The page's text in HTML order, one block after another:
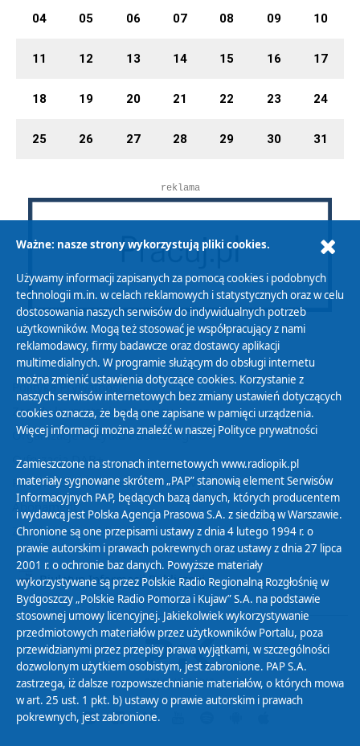
04 05 06 07 08 09 10
11 12 13 14 15 16 17
18 19 20 21 22 23 24
25 26 27 28 29 30 31
reklama
Polityka Prywatności
Zasady korzystania z Serwisu
Organizacje Pożytku Publicznego
Cyfryzacja DAB+
Polityka ochrony danych osobowych
Abonament
Zamówienia publiczne
Biuletyn Informacji Publicznej
Ważne: nasze strony wykorzystują pliki cookies.
Używamy informacji zapisanych za pomocą cookies i podobnych
technologii m.in. w celach reklamowych i statystycznych oraz w celu
dostosowania naszych serwisów do indywidualnych potrzeb
użytkowników. Mogą też stosować je współpracujący z nami
reklamodawcy, firmy badawcze oraz dostawcy aplikacji
multimedialnych. W programie służącym do obsługi internetu
można zmienić ustawienia dotyczące cookies. Korzystanie z
naszych serwisów internetowych bez zmiany ustawień dotyczących
cookies oznacza, że będą one zapisane w pamięci urządzenia.
Więcej informacji można znaleźć w naszej Polityce prywatności
Zamieszczone na stronach internetowych www.radiopik.pl
materiały sygnowane skrótem „PAP” stanowią element Serwisów
Informacyjnych PAP, będących bazą danych, których producentem
i wydawcą jest Polska Agencja Prasowa S.A. z siedzibą w Warszawie.
Chronione są one przepisami ustawy z dnia 4 lutego 1994 r. o
prawie autorskim i prawach pokrewnych oraz ustawy z dnia 27 lipca
2001 r. o ochronie baz danych. Powyższe materiały
wykorzystywane są przez Polskie Radio Regionalną Rozgłośnię w
Bydgoszczy „Polskie Radio Pomorza i Kujaw” S.A. na podstawie
stosownej umowy licencyjnej. Jakiekolwiek wykorzystywanie
przedmiotowych materiałów przez użytkowników Portalu, poza
przewidzianymi przez przepisy prawa wyjątkami, w szczególności
dozwolonym użytkiem osobistym, jest zabronione. PAP S.A.
zastrzega, iż dalsze rozpowszechnianie materiałów, o których mowa
w art. 25 ust. 1 pkt. b) ustawy o prawie autorskim i prawach
pokrewnych, jest zabronione.